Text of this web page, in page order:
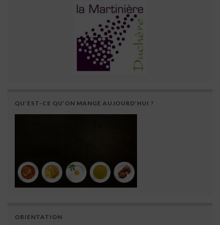
QU’EST-CE QU’ON MANGE AUJOURD’HUI ?
ORIENTATION